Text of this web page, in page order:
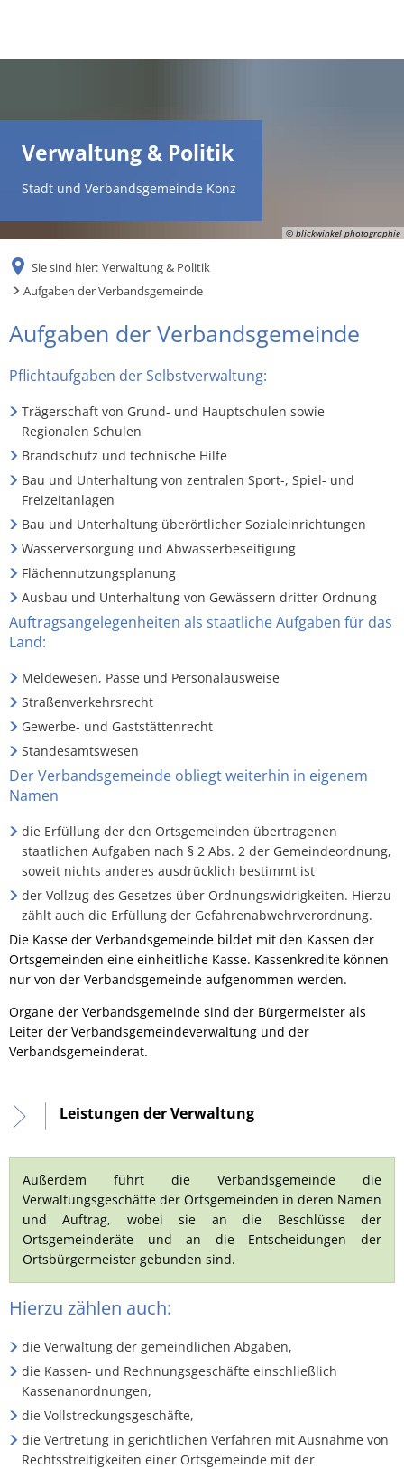
NL
TR
© blickwinkel photographie
Verwaltung & Politik
Stadt und Verbandsgemeinde Konz
Sie sind hier: Verwaltung & Politik
Aufgaben der Verbandsgemeinde
Aufgaben
der
Aufgaben der Verbandsgemeinde
Pflichtaufgaben der Selbstverwaltung:
Trägerschaft von Grund- und Hauptschulen sowie
Regionalen Schulen
Brandschutz und technische Hilfe
Bau und Unterhaltung von zentralen Sport-, Spiel- und
Freizeitanlagen
Bau und Unterhaltung überörtlicher Sozialeinrichtungen
Wasserversorgung und Abwasserbeseitigung
Flächennutzungsplanung
Ausbau und Unterhaltung von Gewässern dritter Ordnung
Auftragsangelegenheiten als staatliche Aufgaben für das
Land:
Meldewesen, Pässe und Personalausweise
Straßenverkehrsrecht
Gewerbe- und Gaststättenrecht
Standesamtswesen
Der Verbandsgemeinde obliegt weiterhin in eigenem
Namen
die Erfüllung der den Ortsgemeinden übertragenen
staatlichen Aufgaben nach § 2 Abs. 2 der Gemeindeordnung,
soweit nichts anderes ausdrücklich bestimmt ist
der Vollzug des Gesetzes über Ordnungswidrigkeiten. Hierzu
zählt auch die Erfüllung der Gefahrenabwehrverordnung.
Die Kasse der Verbandsgemeinde bildet mit den Kassen der
Ortsgemeinden eine einheitliche Kasse. Kassenkredite können
nur von der Verbandsgemeinde aufgenommen werden.
Organe der Verbandsgemeinde sind der Bürgermeister als
Leiter der Verbandsgemeindeverwaltung und der
Verbandsgemeinderat.
Leistungen der Verwaltung
Außerdem führt die Verbandsgemeinde die
Verwaltungsgeschäfte der Ortsgemeinden in deren Namen
und Auftrag, wobei sie an die Beschlüsse der
Ortsgemeinderäte und an die Entscheidungen der
Ortsbürgermeister gebunden sind.
Hierzu zählen auch:
die Verwaltung der gemeindlichen Abgaben,
die Kassen- und Rechnungsgeschäfte einschließlich
Kassenanordnungen,
die Vollstreckungsgeschäfte,
die Vertretung in gerichtlichen Verfahren mit Ausnahme von
Rechtsstreitigkeiten einer Ortsgemeinde mit der